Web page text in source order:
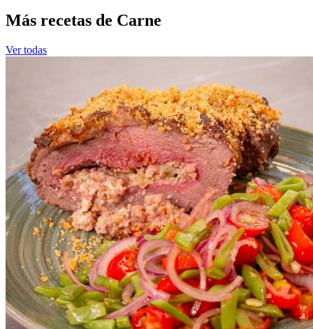
Más recetas de Carne
Ver todas